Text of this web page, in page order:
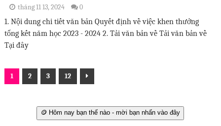
tháng 11 13, 2024 0
1. Nội dung chi tiết văn bản Quyết định về việc khen thưởng
tổng kết năm học 2023 - 2024 2. Tải văn bản về Tải văn bản về
Tại đây
1 2 3 12
🪙 Hôm nay bạn thế nào - mời bạn nhấn vào đây